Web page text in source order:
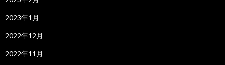
2023年1月
2022年12月
2022年11月